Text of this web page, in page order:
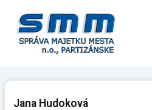
obsah
Jana Hudoková